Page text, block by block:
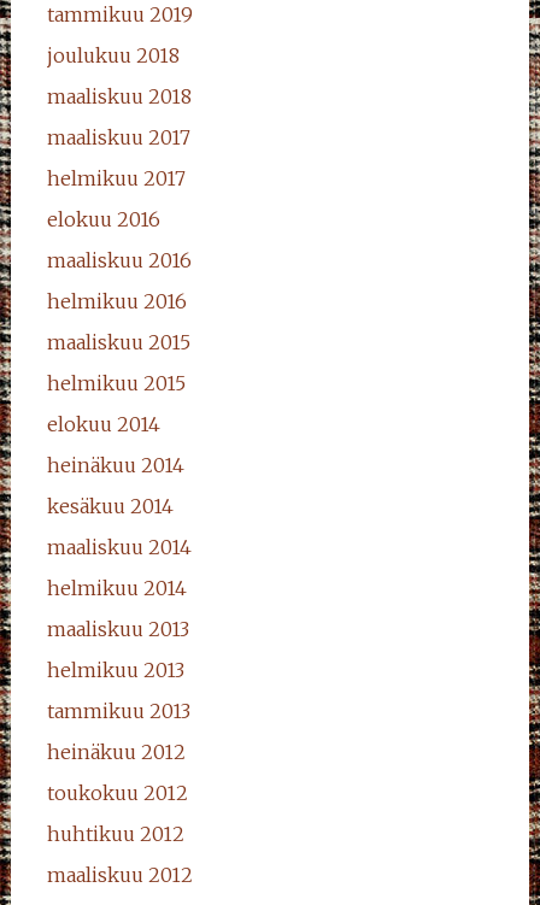
tammikuu 2019
joulukuu 2018
maaliskuu 2018
maaliskuu 2017
helmikuu 2017
elokuu 2016
maaliskuu 2016
helmikuu 2016
maaliskuu 2015
helmikuu 2015
elokuu 2014
heinäkuu 2014
kesäkuu 2014
maaliskuu 2014
helmikuu 2014
maaliskuu 2013
helmikuu 2013
tammikuu 2013
heinäkuu 2012
toukokuu 2012
huhtikuu 2012
maaliskuu 2012